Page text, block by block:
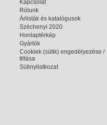
Kapcsolat
Rólunk
Árlisták és katalógusok
Széchenyi 2020
Honlaptérkép
Gyártók
Cookiek (sütik) engedélyezése /
tiltása
Sütinyilatkozat